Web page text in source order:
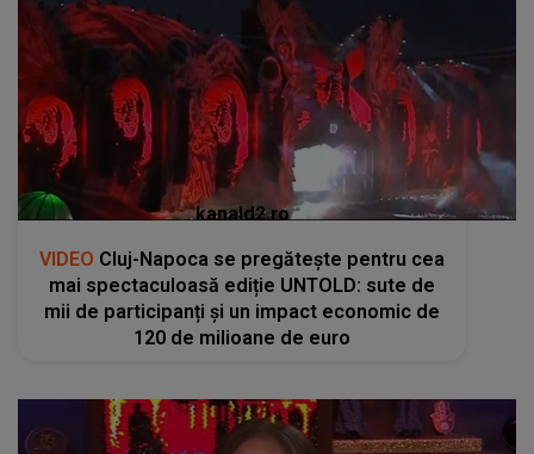
kanald2.ro
VIDEO Cluj-Napoca se pregătește pentru cea
mai spectaculoasă ediție UNTOLD: sute de
mii de participanți și un impact economic de
120 de milioane de euro